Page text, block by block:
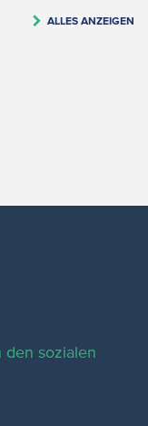
ALLES ANZEIGEN
den sozialen